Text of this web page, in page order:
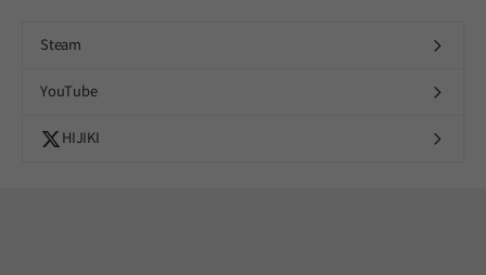
Steam
YouTube
HIJIKI